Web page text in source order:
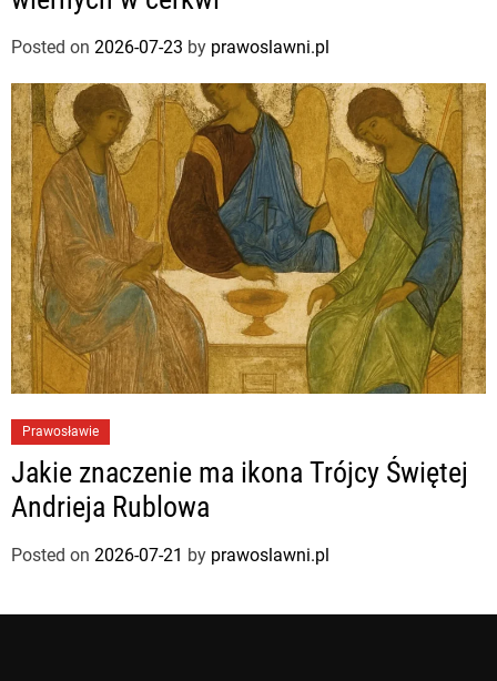
Posted on 2026-07-23 by prawoslawni.pl
Prawosławie
Jakie znaczenie ma ikona Trójcy Świętej
Andrieja Rublowa
Posted on 2026-07-21 by prawoslawni.pl